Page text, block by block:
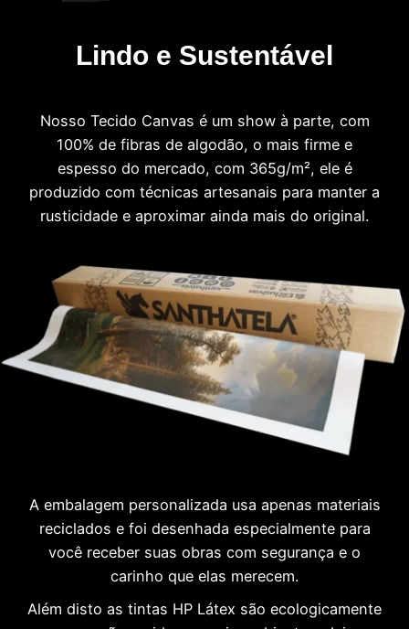
Lindo e Sustentável
Nosso Tecido Canvas é um show à parte, com
100% de fibras de algodão, o mais firme e
espesso do mercado, com 365g/m², ele é
produzido com técnicas artesanais para manter a
rusticidade e aproximar ainda mais do original.
A embalagem personalizada usa apenas materiais
reciclados e foi desenhada especialmente para
você receber suas obras com segurança e o
carinho que elas merecem.
Além disto as tintas HP Látex são ecologicamente